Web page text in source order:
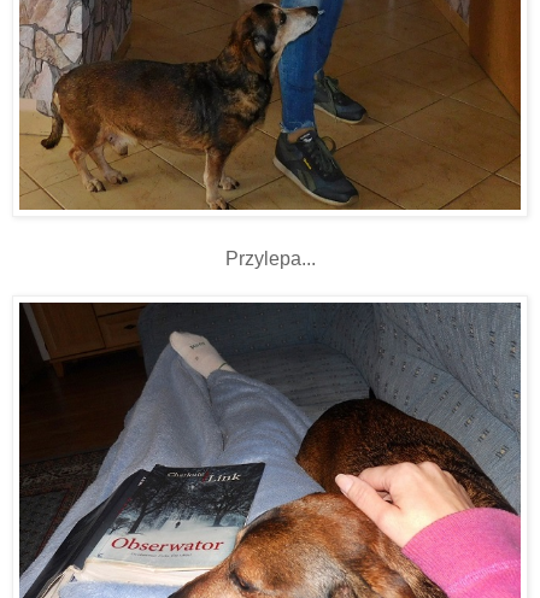
Przylepa...